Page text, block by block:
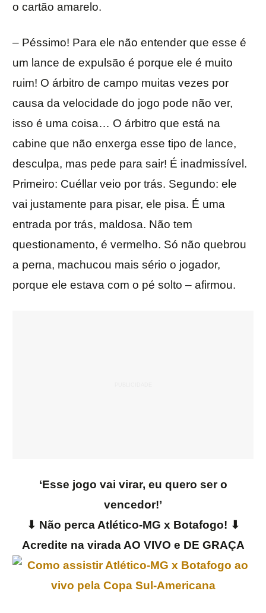
o cartão amarelo.
– Péssimo! Para ele não entender que esse é
um lance de expulsão é porque ele é muito
ruim! O árbitro de campo muitas vezes por
causa da velocidade do jogo pode não ver,
isso é uma coisa… O árbitro que está na
cabine que não enxerga esse tipo de lance,
desculpa, mas pede para sair! É inadmissível.
Primeiro: Cuéllar veio por trás. Segundo: ele
vai justamente para pisar, ele pisa. É uma
entrada por trás, maldosa. Não tem
questionamento, é vermelho. Só não quebrou
a perna, machucou mais sério o jogador,
porque ele estava com o pé solto – afirmou.
‘Esse jogo vai virar, eu quero ser o
vencedor!’
⬇ Não perca Atlético-MG x Botafogo! ⬇
Acredite na virada AO VIVO e DE GRAÇA